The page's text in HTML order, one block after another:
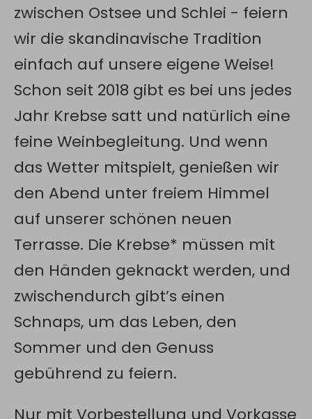
zwischen Ostsee und Schlei - feiern
wir die skandinavische Tradition
einfach auf unsere eigene Weise!
Schon seit 2018 gibt es bei uns jedes
Jahr Krebse satt und natürlich eine
feine Weinbegleitung. Und wenn
das Wetter mitspielt, genießen wir
den Abend unter freiem Himmel
auf unserer schönen neuen
Terrasse. Die Krebse* müssen mit
den Händen geknackt werden, und
zwischendurch gibt’s einen
Schnaps, um das Leben, den
Sommer und den Genuss
gebührend zu feiern.